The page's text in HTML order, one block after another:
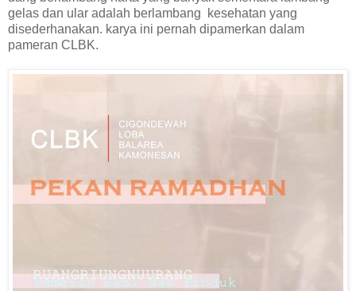
gelas dan ular adalah berlambang kesehatan yang
disederhanakan. karya ini pernah dipamerkan dalam
pameran CLBK.